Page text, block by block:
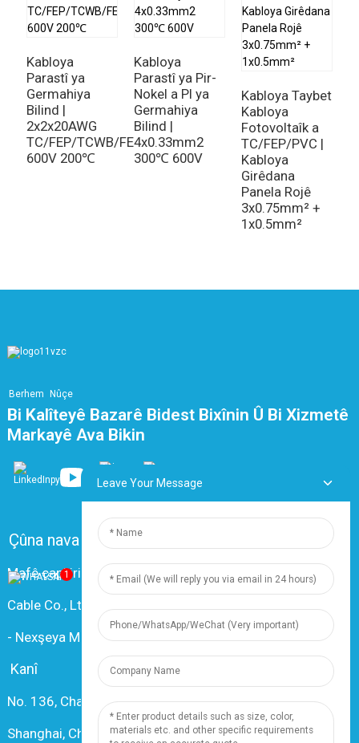
Kabloya
Parastî ya
Germahiya
Bilind |
2x2x20AWG
TC/FEP/TCWB/FEP
600V 200℃
Kabloya
Parastî ya Pir-
Nokel a PI ya
Germahiya
Bilind |
4x0.33mm2
300℃ 600V
Kabloya Taybet
Kabloya
Fotovoltaîk a
TC/FEP/PVC |
Kabloya
Girêdana
Panela Rojê
3x0.75mm² +
1x0.5mm²
Berhem Nûçe
Bi Kalîteyê Bazarê Bidest Bixînin Û Bi Xizmetê
Markayê Ava Bikin
Çûna nava Pirsên Pir tên Pirsîn
Mafê çapkirinê © 2024 Shanghai Dingzun Electric &
Cable Co., Ltd. Hemû maf parastî ne.
- Nexşeya Malperê- Resource
Kanî
No. 136, Changxiang Rd., Nanxiang Town, 201802,
Shanghai, Chinaîn
1
Leave Your Message